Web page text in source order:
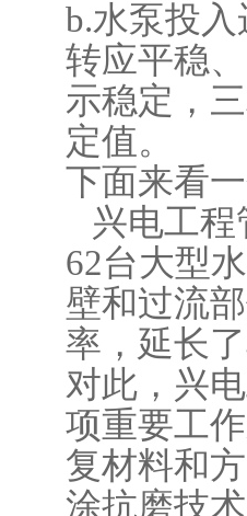
b.水泵投
转应平稳
示稳定，
定值。
下面来看
兴电工程
62台大型
壁和过流
率，延长
对此，兴
项重要工
复材料和
涂抗磨技